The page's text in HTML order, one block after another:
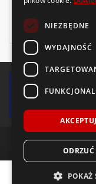
© 2018-2026
NIEZBĘDNE
WYDAJNOŚĆ
ODRZUĆ
POKAŻ